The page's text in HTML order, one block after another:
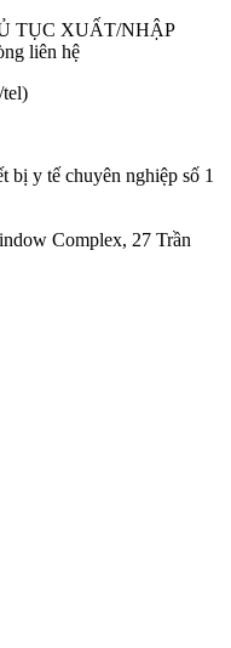
TỤC XUẤT/NHẬP
liên hệ
tel)
bị y tế chuyên nghiệp số 1
Complex, 27 Trần